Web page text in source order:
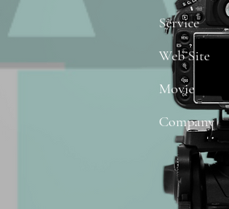
Service
Web Site
Movie
Company